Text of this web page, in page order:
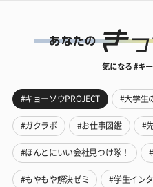
気になる #キ
#キョーソウPROJECT #大学生
#ガクラボ #お仕事図鑑 #
#ほんとにいい会社見つけ隊！
#もやもや解決ゼミ #学生イン